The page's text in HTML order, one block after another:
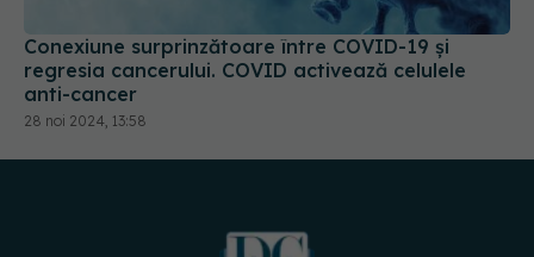
Conexiune surprinzătoare între COVID-19 și
regresia cancerului. COVID activează celulele
anti-cancer
28 noi 2024, 13:58